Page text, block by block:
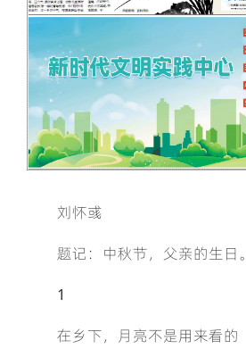
刘怀彧
题记：中秋节，父亲的生日。
1
在乡下，月亮不是用来看的